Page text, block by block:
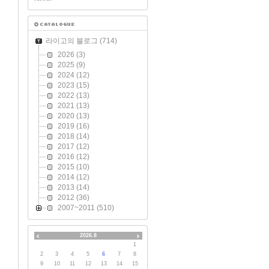
라이고의 블로그 (714)
2026 (3)
2025 (9)
2024 (12)
2023 (15)
2022 (13)
2021 (13)
2020 (13)
2019 (16)
2018 (14)
2017 (12)
2016 (12)
2015 (10)
2014 (12)
2013 (14)
2012 (36)
2007~2011 (510)
2026.8
1
2
3 4 5 6 7
8
9
10 11 12 13 14 15